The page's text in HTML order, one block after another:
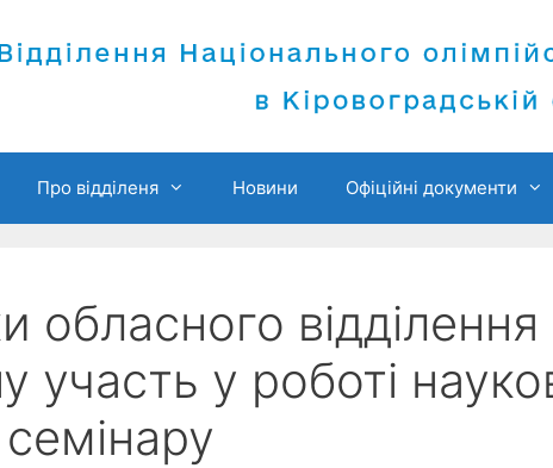
Про відділеня Новини Офіційні документи
обласного
участь у роботі